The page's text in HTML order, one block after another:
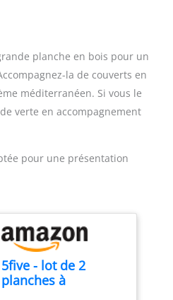
planche en bois pour un
la de couverts en
méditerranéen. Si vous le
verte en accompagnement
pour une présentation
5five - lot de 2
planches à